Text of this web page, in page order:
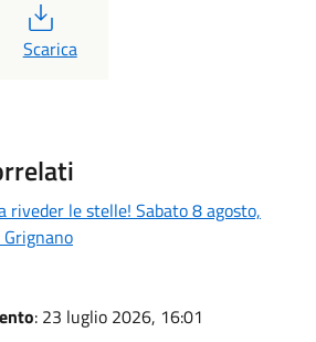
PDF
Scarica
riveder le stelle! Sabato 8 agosto,
: 23 luglio 2026, 16:01